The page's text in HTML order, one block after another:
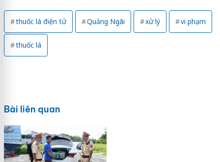
thuốc lá điện tử Quảng Ngãi xử lý vi phạm
thuốc lá
Bài liên quan